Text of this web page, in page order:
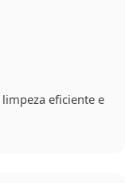
eficiente e